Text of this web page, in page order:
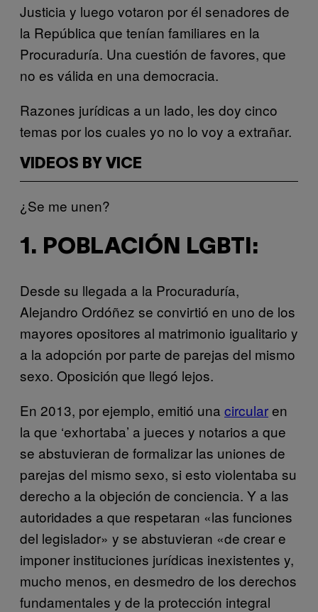
Justicia y luego votaron por él senadores de
la República que tenían familiares en la
Procuraduría. Una cuestión de favores, que
no es válida en una democracia.
Razones jurídicas a un lado, les doy cinco
temas por los cuales yo no lo voy a extrañar.
VIDEOS BY VICE
¿Se me unen?
1. POBLACIÓN LGBTI:
Desde su llegada a la Procuraduría,
Alejandro Ordóñez se convirtió en uno de los
mayores opositores al matrimonio igualitario y
a la adopción por parte de parejas del mismo
sexo. Oposición que llegó lejos.
En 2013, por ejemplo, emitió una circularen
la que ‘exhortaba’ a jueces y notarios a que
se abstuvieran de formalizar las uniones de
parejas del mismo sexo, si esto violentaba su
derecho a la objeción de conciencia. Y a las
autoridades a que respetaran «las funciones
del legislador» y se abstuvieran «de crear e
imponer instituciones jurídicas inexistentes y,
mucho menos, en desmedro de los derechos
fundamentales y de la protección integral